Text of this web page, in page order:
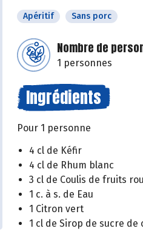
Apéritif Sans porc
Nombre de
1 personnes
Ingrédients
Pour 1 personne
4 cl de Kéfir
4 cl de Rhum blanc
3 cl de Coulis de fruits
1 c. à s. de Eau
1 Citron vert
1 cl de Sirop de sucre de